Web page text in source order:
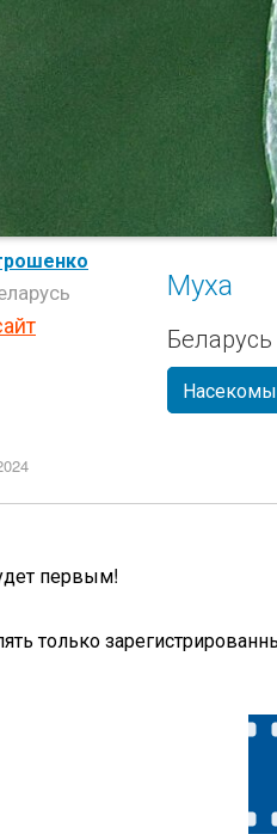
Муха
Беларусь
первым!
только